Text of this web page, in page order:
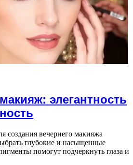
элегантность
создания вечернего макияжа
глубокие и насыщенные
помогут подчеркнуть глаза и